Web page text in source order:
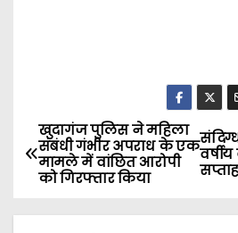
P
o
s
खुदागंज पुलिस ने महिला
संबंधी गंभीर अपराध के एक
मामले में वांछित आरोपी
को गिरफ्तार किया